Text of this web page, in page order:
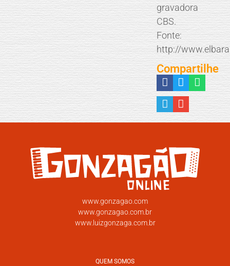
gravadora
CBS.
Fonte:
http://
Compartilhe
www.gonzagao.com
www.gonzagao.com.br
www.luizgonzaga.com.br
QUEM SOMOS